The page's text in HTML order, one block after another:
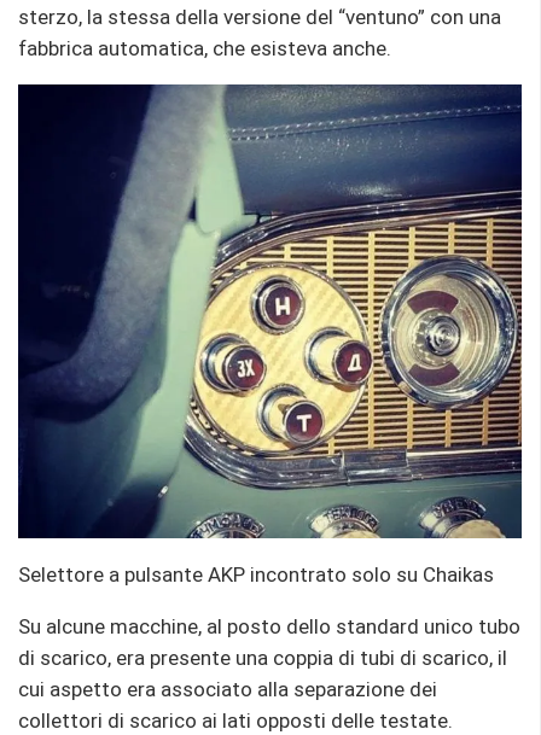
sterzo, la stessa della versione del “ventuno” con una
fabbrica automatica, che esisteva anche.
Selettore a pulsante AKP incontrato solo su Chaikas
Su alcune macchine, al posto dello standard unico tubo
di scarico, era presente una coppia di tubi di scarico, il
cui aspetto era associato alla separazione dei
collettori di scarico ai lati opposti delle testate.